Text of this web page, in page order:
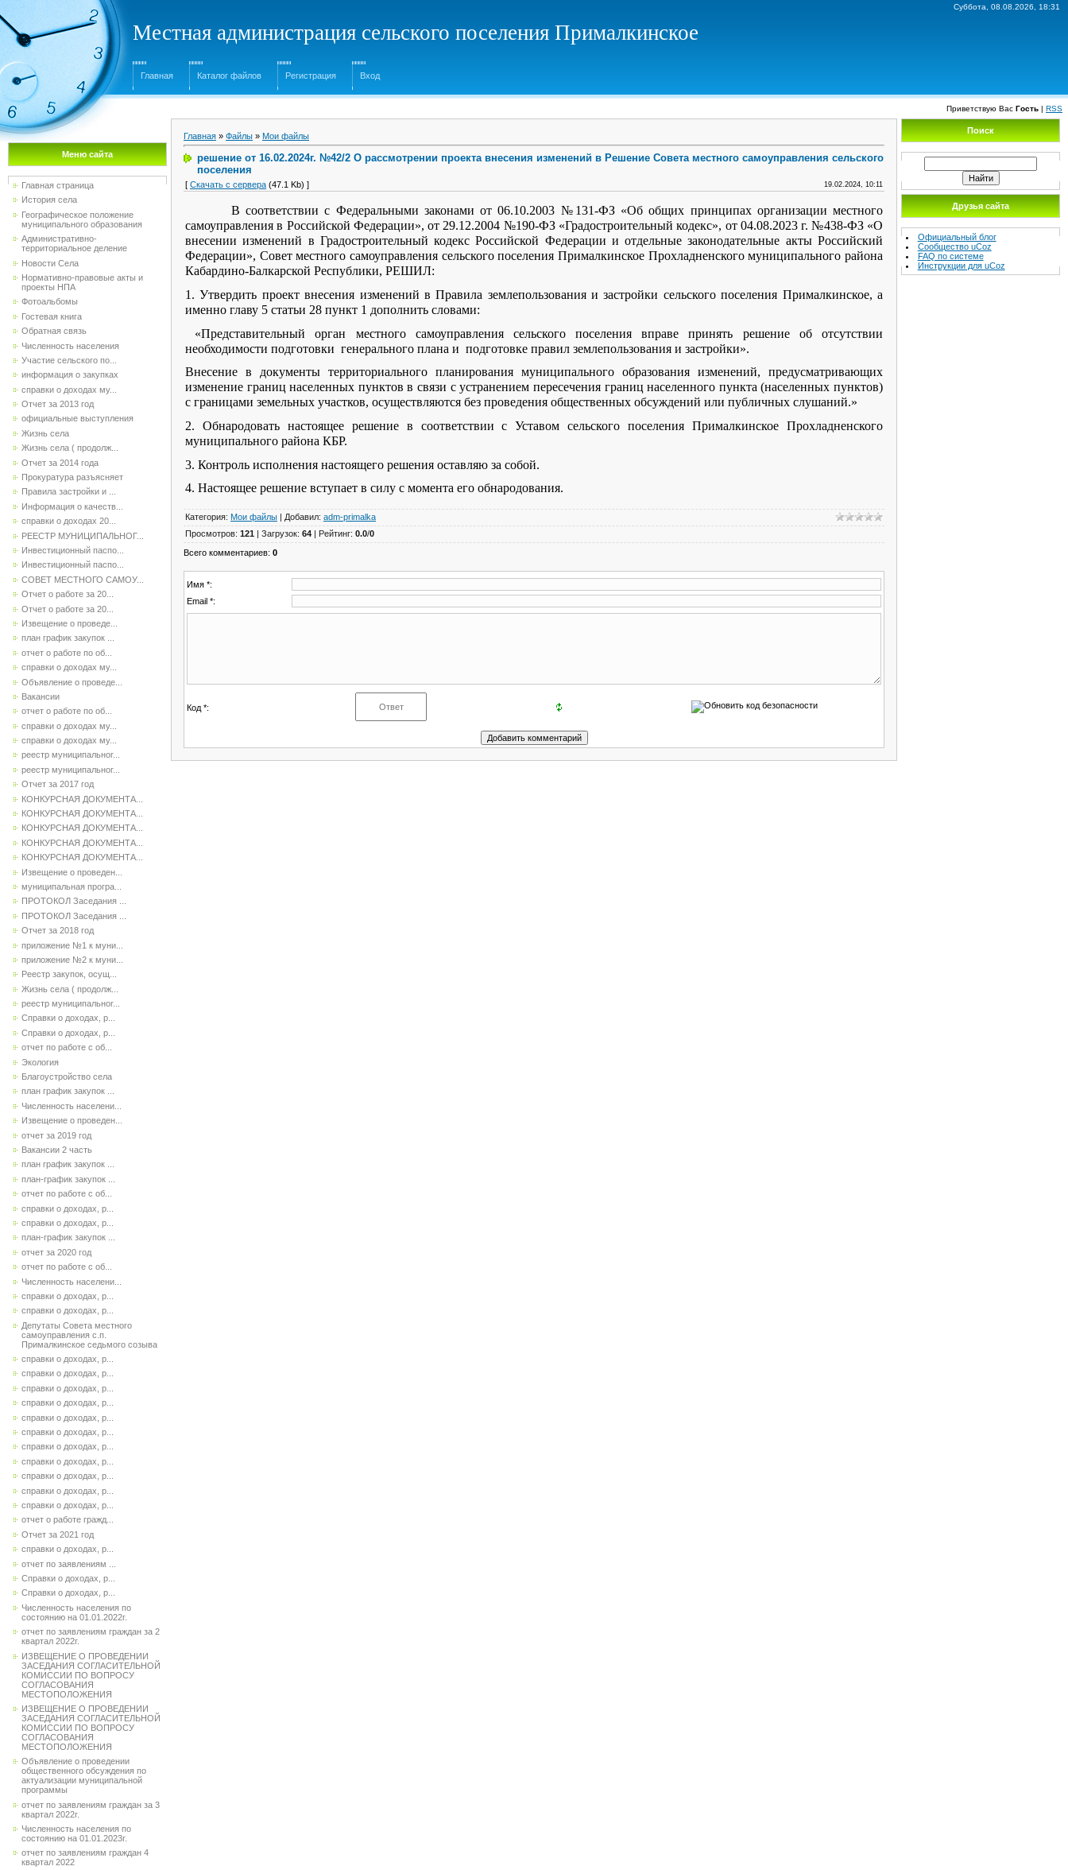
Суббота, 08.08.2026, 18:31
Местная администрация сельского поселения Прималкинское
Главная Каталог файлов Регистрация Вход
Приветствую Вас Гость | RSS
Меню сайта
Главная страница
История села
Географическое положение
муниципального образования
Административно-
территориальное деление
Новости Села
Нормативно-правовые акты и
проекты НПА
Фотоальбомы
Гостевая книга
Обратная связь
Численность населения
Участие сельского по...
информация о закупках
справки о доходах му...
Отчет за 2013 год
официальные выступления
Жизнь села
Жизнь села ( продолж...
Отчет за 2014 года
Прокуратура разъясняет
Правила застройки и ...
Информация о качеств...
справки о доходах 20...
РЕЕСТР МУНИЦИПАЛЬНОГ...
Инвестиционный паспо...
Инвестиционный паспо...
СОВЕТ МЕСТНОГО САМОУ...
Отчет о работе за 20...
Отчет о работе за 20...
Извещение о проведе...
план график закупок ...
отчет о работе по об...
справки о доходах му...
Объявление о проведе...
Вакансии
отчет о работе по об...
справки о доходах му...
справки о доходах му...
реестр муниципальног...
реестр муниципальног...
Отчет за 2017 год
КОНКУРСНАЯ ДОКУМЕНТА...
КОНКУРСНАЯ ДОКУМЕНТА...
КОНКУРСНАЯ ДОКУМЕНТА...
КОНКУРСНАЯ ДОКУМЕНТА...
КОНКУРСНАЯ ДОКУМЕНТА...
Извещение о проведен...
муниципальная програ...
ПРОТОКОЛ Заседания ...
ПРОТОКОЛ Заседания ...
Отчет за 2018 год
приложение №1 к муни...
приложение №2 к муни...
Реестр закупок, осущ...
Жизнь села ( продолж...
реестр муниципальног...
Справки о доходах, р...
Справки о доходах, р...
отчет по работе с об...
Экология
Благоустройство села
план график закупок ...
Численность населени...
Извещение о проведен...
отчет за 2019 год
Вакансии 2 часть
план график закупок ...
план-график закупок ...
отчет по работе с об...
справки о доходах, р...
справки о доходах, р...
план-график закупок ...
отчет за 2020 год
отчет по работе с об...
Численность населени...
справки о доходах, р...
справки о доходах, р...
Депутаты Совета местного
самоуправления с.п.
Прималкинское седьмого созыва
справки о доходах, р...
справки о доходах, р...
справки о доходах, р...
справки о доходах, р...
справки о доходах, р...
справки о доходах, р...
справки о доходах, р...
справки о доходах, р...
справки о доходах, р...
справки о доходах, р...
справки о доходах, р...
отчет о работе гражд...
Отчет за 2021 год
справки о доходах, р...
отчет по заявлениям ...
Справки о доходах, р...
Справки о доходах, р...
Численность населения по
состоянию на 01.01.2022г.
отчет по заявлениям граждан за 2
квартал 2022г.
ИЗВЕЩЕНИЕ О ПРОВЕДЕНИИ
ЗАСЕДАНИЯ СОГЛАСИТЕЛЬНОЙ
КОМИССИИ ПО ВОПРОСУ
СОГЛАСОВАНИЯ
МЕСТОПОЛОЖЕНИЯ
ИЗВЕЩЕНИЕ О ПРОВЕДЕНИИ
ЗАСЕДАНИЯ СОГЛАСИТЕЛЬНОЙ
КОМИССИИ ПО ВОПРОСУ
СОГЛАСОВАНИЯ
МЕСТОПОЛОЖЕНИЯ
Объявление о проведении
общественного обсуждения по
актуализации муниципальной
программы
отчет по заявлениям граждан за 3
квартал 2022г.
Численность населения по
состоянию на 01.01.2023г.
отчет по заявлениям граждан 4
квартал 2022
Главная » Файлы » Мои файлы
решение от 16.02.2024г. №42/2 О рассмотрении проекта внесения изменений в Решение Совета местного самоуправления сельского
поселения
[ Скачать с сервера (47.1 Kb) ] 19.02.2024, 10:11
В соответствии с Федеральными законами от 06.10.2003 №131-ФЗ «Об общих принципах организации местного
самоуправления в Российской Федерации», от 29.12.2004 №190-ФЗ «Градостроительный кодекс», от 04.08.2023 г. №438-ФЗ «О
внесении изменений в Градостроительный кодекс Российской Федерации и отдельные законодательные акты Российский
Федерации», Совет местного самоуправления сельского поселения Прималкинское Прохладненского муниципального района
Кабардино-Балкарской Республики, РЕШИЛ:
1. Утвердить проект внесения изменений в Правила землепользования и застройки сельского поселения Прималкинское, а
именно главу 5 статьи 28 пункт 1 дополнить словами:
«Представительный орган местного самоуправления сельского поселения вправе принять решение об отсутствии
необходимости подготовки генерального плана и подготовке правил землепользования и застройки».
Внесение в документы территориального планирования муниципального образования изменений, предусматривающих
изменение границ населенных пунктов в связи с устранением пересечения границ населенного пункта (населенных пунктов)
с границами земельных участков, осуществляются без проведения общественных обсуждений или публичных слушаний.»
2. Обнародовать настоящее решение в соответствии с Уставом сельского поселения Прималкинское Прохладненского
муниципального района КБР.
3. Контроль исполнения настоящего решения оставляю за собой.
4. Настоящее решение вступает в силу с момента его обнародования.
Категория: Мои файлы | Добавил: adm-primalka
Просмотров: 121 | Загрузок: 64 | Рейтинг: 0.0/0
Всего комментариев: 0
Имя *:
Email *:
Код *:
Поиск
Друзья сайта
Официальный блог
Сообщество uCoz
FAQ по системе
Инструкции для uCoz